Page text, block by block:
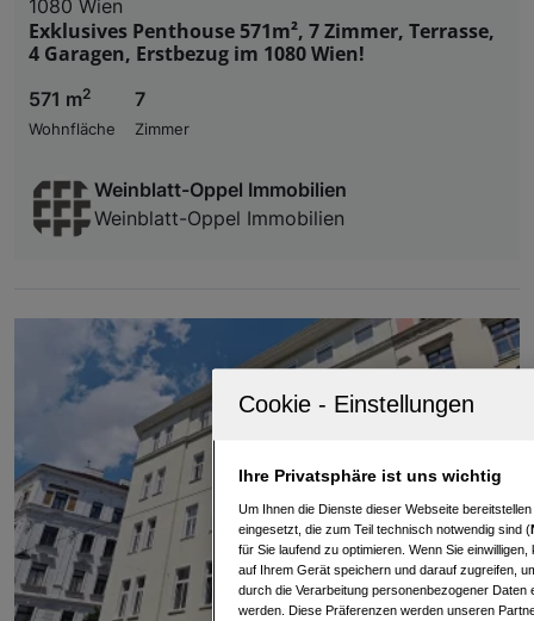
1080 Wien
Exklusives Penthouse 571m², 7 Zimmer, Terrasse,
4 Garagen, Erstbezug im 1080 Wien!
571 m2
Wohnfläche
7
Zimmer
Weinblatt-Oppel Immobilien
Weinblatt-Oppel Immobilien
Ihre Privatsphäre ist uns wichtig
Um Ihnen die Dienste dieser Webseite
eingesetzt, die zum Teil technisch notwendig sind (
für Sie laufend zu optimieren. Wenn Sie
auf Ihrem Gerät speichern und darauf zugreifen,
durch die Verarbeitung personenbezogener
werden. Diese Präferenzen werden unseren